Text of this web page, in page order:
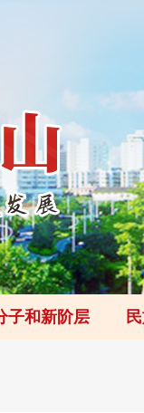
子和新阶层